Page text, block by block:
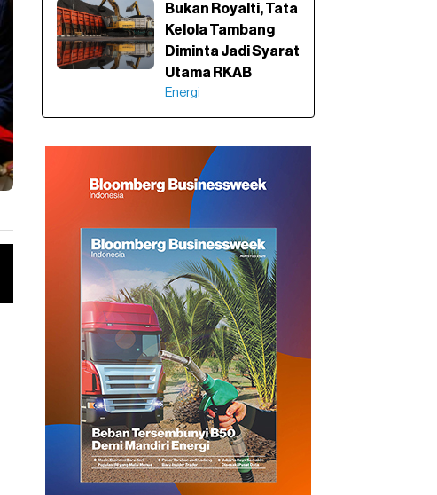
Bukan Royalti, Tata
Kelola Tambang
Diminta Jadi Syarat
Utama RKAB
Energi